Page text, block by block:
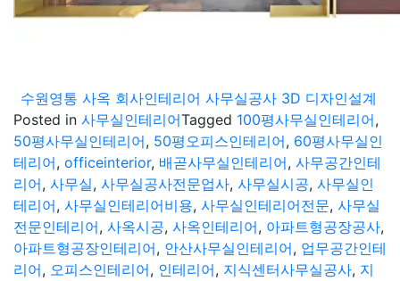
수원영통 사옥 회사인테리어 사무실공사 3D 디자인설계
Posted in 사무실인테리어Tagged 100평사무실인테리어,
50평사무실인테리어, 50평오피스인테리어, 60평사무실인
테리어, officeinterior, 배곧사무실인테리어, 사무공간인테
리어, 사무실, 사무실공사전문업사, 사무실시공, 사무실인
테리어, 사무실인테리어비용, 사무실인테리어전문, 사무실
전문인테리어, 사옥시공, 사옥인테리어, 아파트형공장공사,
아파트형공장인테리어, 안산사무실인테리어, 업무공간인테
리어, 오피스인테리어, 인테리어, 지식센터사무실공사, 지